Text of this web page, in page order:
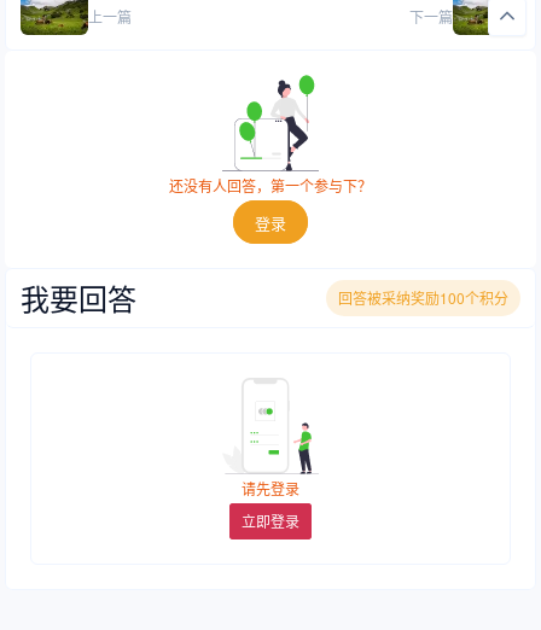
上一篇 下一篇
还没有人回答，第一个参与下？
登录
我要回答 回答被采纳奖励100个积分
请先登录
立即登录